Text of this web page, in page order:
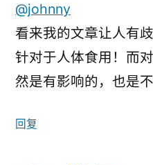
@johnny
看来我的文章让人有
针对于人体食用！而
然是有影响的，也是不
回复